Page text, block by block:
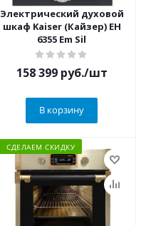
Электрический духовой
шкаф Kaiser (Кайзер) EH
6355 Em Sil
158 399руб./шт
В корзину
СДЕЛАЕМ СКИДКУ